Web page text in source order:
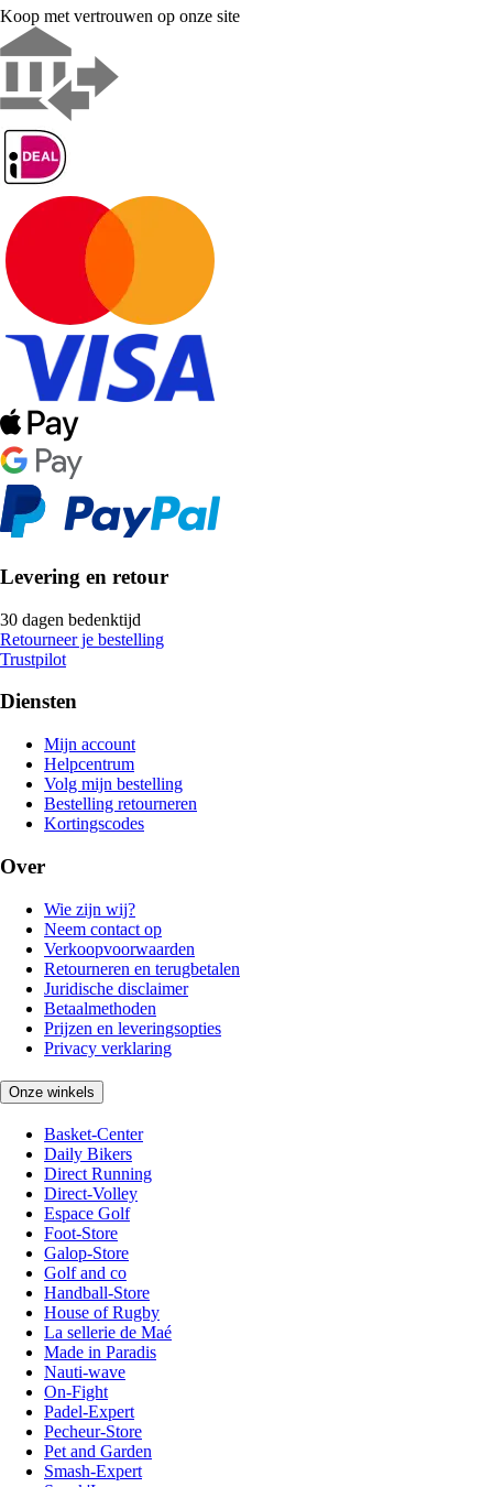
Koop met vertrouwen op onze site
Levering en retour
30 dagen bedenktijd
Retourneer je bestelling
Trustpilot
Diensten
Mijn account
Helpcentrum
Volg mijn bestelling
Bestelling retourneren
Kortingscodes
Over
Wie zijn wij?
Neem contact op
Verkoopvoorwaarden
Retourneren en terugbetalen
Juridische disclaimer
Betaalmethoden
Prijzen en leveringsopties
Privacy verklaring
Onze winkels
Basket-Center
Daily Bikers
Direct Running
Direct-Volley
Espace Golf
Foot-Store
Galop-Store
Golf and co
Handball-Store
House of Rugby
La sellerie de Maé
Made in Paradis
Nauti-wave
On-Fight
Padel-Expert
Pecheur-Store
Pet and Garden
Smash-Expert